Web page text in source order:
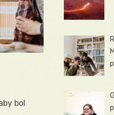
bol